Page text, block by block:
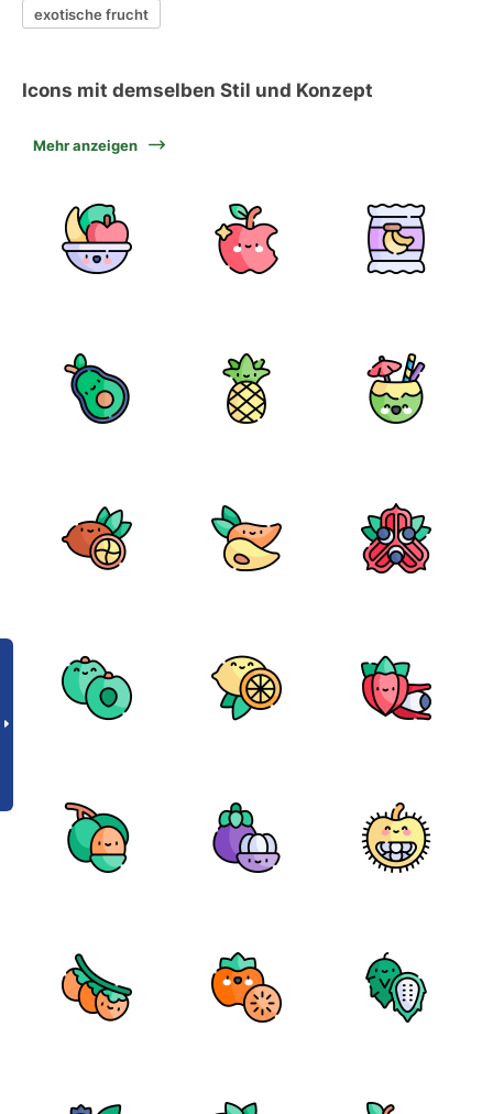
exotische frucht
Icons mit demselben Stil und Konzept
Mehr anzeigen